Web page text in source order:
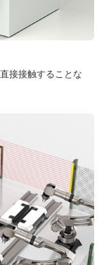
接接触することな